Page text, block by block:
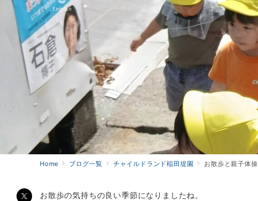
English
Home ブログ一覧 チャイルドランド稲田堤園 お散歩と親子体操
お散歩の気持ちの良い季節になりましたね。